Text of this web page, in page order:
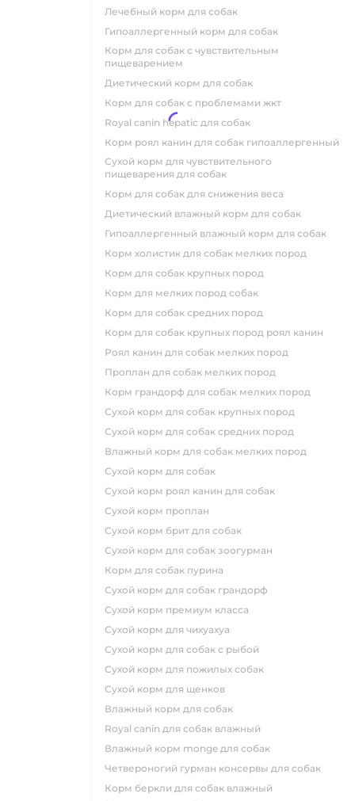
лечебный корм для собак
гипоаллергенный корм для собак
корм для собак с чувствительным
пищеварением
диетический корм для собак
корм для собак с проблемами жкт
royal canin hepatic для собак
корм роял канин для собак гипоаллергенный
сухой корм для чувствительного
пищеварения для собак
корм для собак для снижения веса
диетический влажный корм для собак
гипоаллергенный влажный корм для собак
корм холистик для собак мелких пород
корм для собак крупных пород
корм для мелких пород собак
корм для собак средних пород
корм для собак крупных пород роял канин
роял канин для собак мелких пород
проплан для собак мелких пород
корм грандорф для собак мелких пород
сухой корм для собак крупных пород
сухой корм для собак средних пород
влажный корм для собак мелких пород
сухой корм для собак
сухой корм роял канин для собак
сухой корм проплан
сухой корм брит для собак
сухой корм для собак зоогурман
корм для собак пурина
сухой корм для собак грандорф
сухой корм премиум класса
сухой корм для чихуахуа
сухой корм для собак с рыбой
сухой корм для пожилых собак
сухой корм для щенков
влажный корм для собак
royal canin для собак влажный
влажный корм monge для собак
четвероногий гурман консервы для собак
корм беркли для собак влажный